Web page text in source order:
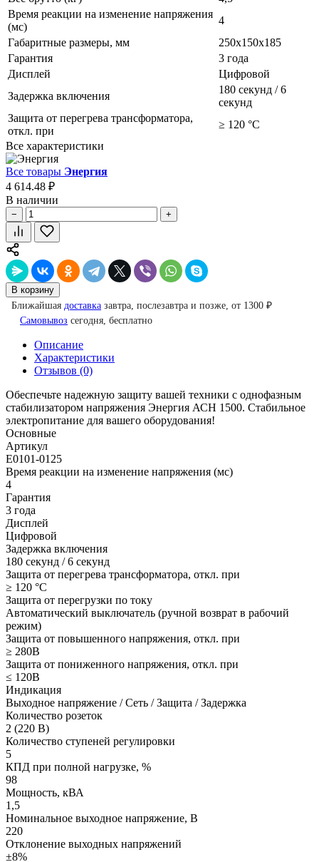
Время реакции на изменение напряжения
(мс)
4
Габаритные размеры, мм
250x150x185
Гарантия
3 года
Дисплей
Цифровой
Задержка включения
180 секунд / 6
секунд
Защита от перегрева трансформатора,
откл. при
≥ 120 °С
Все характеристики
Все товары Энергия
4 614.48 ₽
В наличии
− +
В корзину
Ближайшая доставка завтра, послезавтра и позже, от 1300 ₽
Самовывоз сегодня, бесплатно
Описание
Характеристики
Отзывов (0)
Обеспечьте надежную защиту вашей техники с однофазным
стабилизатором напряжения Энергия АСН 1500. Стабильное
электропитание для вашего оборудования!
Основные
Артикул
Е0101-0125
Время реакции на изменение напряжения (мс)
4
Гарантия
3 года
Дисплей
Цифровой
Задержка включения
180 секунд / 6 секунд
Защита от перегрева трансформатора, откл. при
≥ 120 °С
Защита от перегрузки по току
Автоматический выключатель (ручной возврат в рабочий
режим)
Защита от повышенного напряжения, откл. при
≥ 280В
Защита от пониженного напряжения, откл. при
≤ 120В
Индикация
Выходное напряжение / Сеть / Защита / Задержка
Количество розеток
2 (220 В)
Количество ступеней регулировки
5
КПД при полной нагрузке, %
98
Мощность, кВА
1,5
Номинальное выходное напряжение, В
220
Отклонение выходных напряжений
±8%